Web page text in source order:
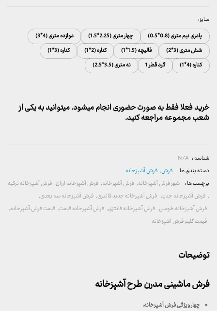
سایز:
پادری نیم متری (0.8*0.5)
چهار متری (2.25*1.5)
دوازده متری (4*3)
شش متری (3*2)
قالیچه (1.5*1) کناره (2*1)
کناره (3*1)
کناره (4*1)
گرد قطر 1 نه متری (3.5*2.5)
خرید فعلا فقط به صورت حضوری انجام میشود. میتوانید به یکی از
شعب مجموعه مراجعه کنید.
شناسه : N/A
دسته بندی ها : فرش, فرش آشپزخانه
برچسب ها : شهر فرش آشپزخانه, فرش آشپزخانه, فرش آشپزخانه ارزان, فرش آشپزخانه ترکیه
, فرش آشپزخانه جدید, فرش آشپزخانه جدید فانتزی, فرش آشپزخانه سه بعدی,
فرش آشپزخانه طوسی, فرش آشپزخانه فانتزی, فرش آشپزخانه قیمت, قیمت فرش آشپزخانه,
قیمت گلیم فرش آشپزخانه
توضیحات
فرش ماشینی مدرن طرح آشپزخانه
چهار ویژگی فرش آشپزخانه: